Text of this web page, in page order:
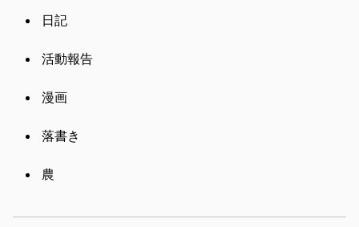
日記
活動報告
漫画
落書き
農